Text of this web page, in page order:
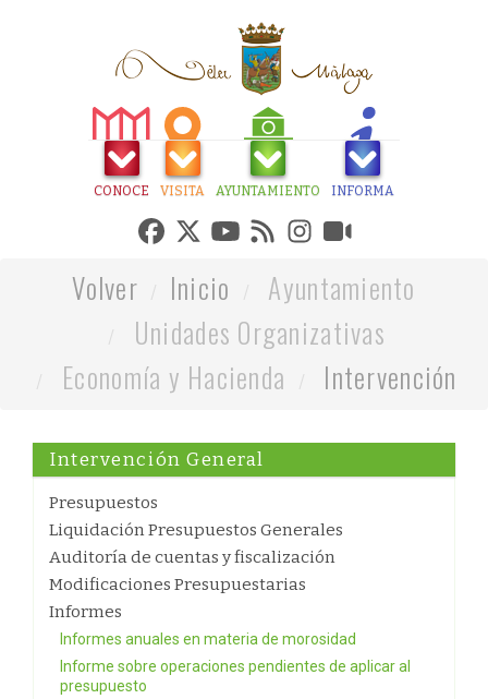
CONOCE VISITA AYUNTAMIENTO INFORMA
Volver Inicio
Ayuntamiento
Unidades Organizativas
Economía y Hacienda
Intervención
Intervención General
Presupuestos
Liquidación Presupuestos Generales
Auditoría de cuentas y fiscalización
Modificaciones Presupuestarias
Informes
Informes anuales en materia de morosidad
Informe sobre operaciones pendientes de aplicar al
presupuesto